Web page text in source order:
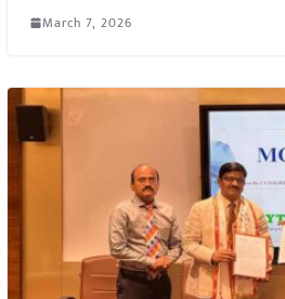
March 7, 2026